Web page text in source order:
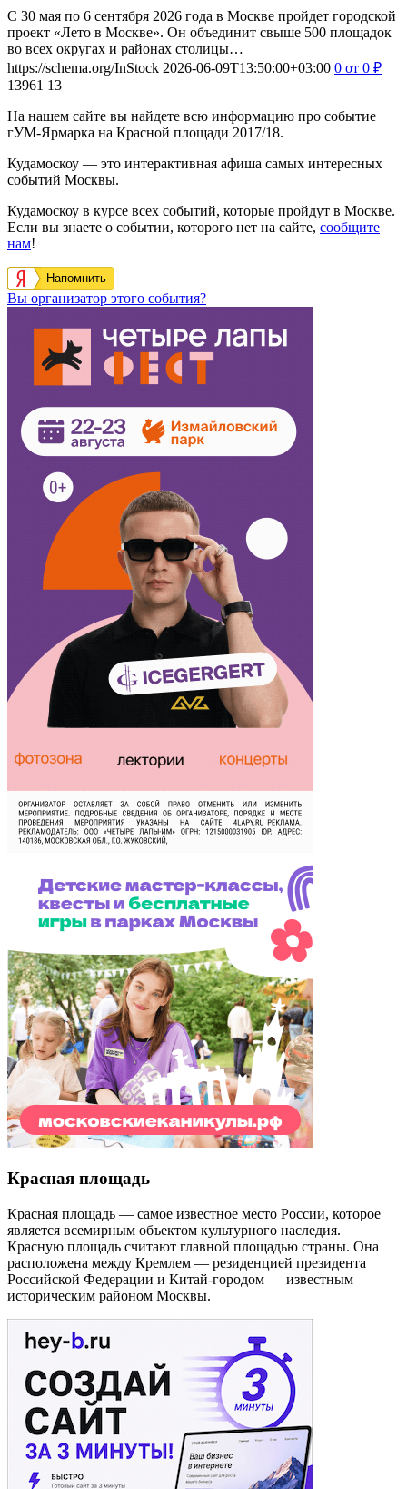
С 30 мая по 6 сентября 2026 года в Москве пройдет городской
проект «Лето в Москве». Он объединит свыше 500 площадок
во всех округах и районах столицы…
https://schema.org/InStock 2026-06-09T13:50:00+03:00 0 от 0 ₽
13961 13
На нашем сайте вы найдете всю информацию про событие
гУМ-Ярмарка на Красной площади 2017/18.
Кудамоскоу — это интерактивная афиша самых интересных
событий Москвы.
Кудамоскоу в курсе всех событий, которые пройдут в Москве.
Если вы знаете о событии, которого нет на сайте, сообщите
нам!
Напомнить
Вы организатор этого события?
Красная площадь
Красная площадь — самое известное место России, которое
является всемирным объектом культурного наследия.
Красную площадь считают главной площадью страны. Она
расположена между Кремлем — резиденцией президента
Российской Федерации и Китай-городом — известным
историческим районом Москвы.